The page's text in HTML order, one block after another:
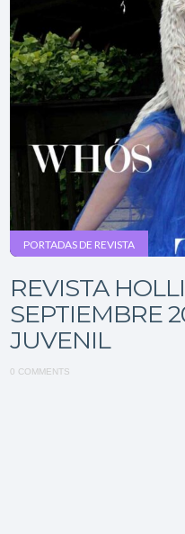
PORTADAS DE REVISTA
REVISTA
SEPTIEMBRE
JUVENIL
0 COMMENTS